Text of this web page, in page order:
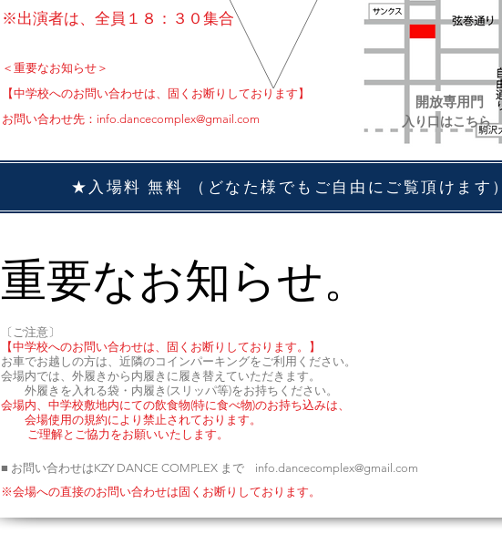
※出演者は、全員１８：３０集合
＜重要なお知らせ＞
【中学校へのお問い合わせは、固くお断りしております】
お問い合わせ先： info.dancecomplex@gmail.com
★入場料 無料 （どなた様でもご自由にご覧頂けます）
開放専用門
入り口はこちら
重要なお知らせ。
〔ご注意〕
【中学校へのお問い合わせは、固くお断りしております。】
お車でお越しの方は、近隣のコインパーキングをご利用ください。
会場内では、外履きから内履きに履き替えていただきます。
外履きを入れる袋・内履き(スリッパ等)をお持ちください。
会場内、中学校敷地内にての飲食物(特に食べ物)のお持ち込みは、
会場使用の規約により禁止されております。
ご理解とご協力をお願いいたします。
■ お問い合わせはKZY DANCE COMPLEX まで info.dancecomplex@gmail.com
※会場への直接のお問い合わせは固くお断りしております。